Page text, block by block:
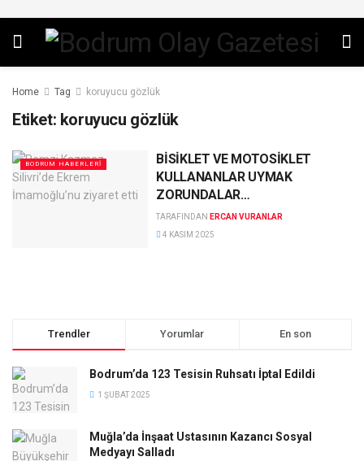
Home Tag koruyucu gözlük
Etiket: koruyucu gözlük
BODRUM HABERLERI
BİSİKLET VE MOTOSİKLET
KULLANANLAR UYMAK
ZORUNDALAR…
TARAFINDAN ERCAN VURANLAR
4 KASIM 2025
Trendler Yorumlar En son
Bodrum’da 123 Tesisin Ruhsatı İptal Edildi
1 ŞUBAT 2025
Muğla’da İnşaat Ustasının Kazancı Sosyal
Medyayı Salladı